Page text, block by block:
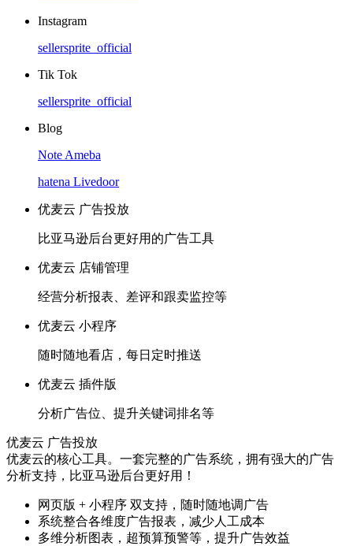
Instagram
sellersprite_official
Tik Tok
sellersprite_official
Blog
Note Ameba
hatena Livedoor
优麦云 广告投放
比亚马逊后台更好用的广告工具
优麦云 店铺管理
经营分析报表、差评和跟卖监控等
优麦云 小程序
随时随地看店，每日定时推送
优麦云 插件版
分析广告位、提升关键词排名等
优麦云 广告投放
优麦云的核心工具。一套完整的广告系统，拥有强大的广告
分析支持，比亚马逊后台更好用！
网页版 + 小程序 双支持，随时随地调广告
系统整合各维度广告报表，减少人工成本
多维分析图表，超预算预警等，提升广告效益